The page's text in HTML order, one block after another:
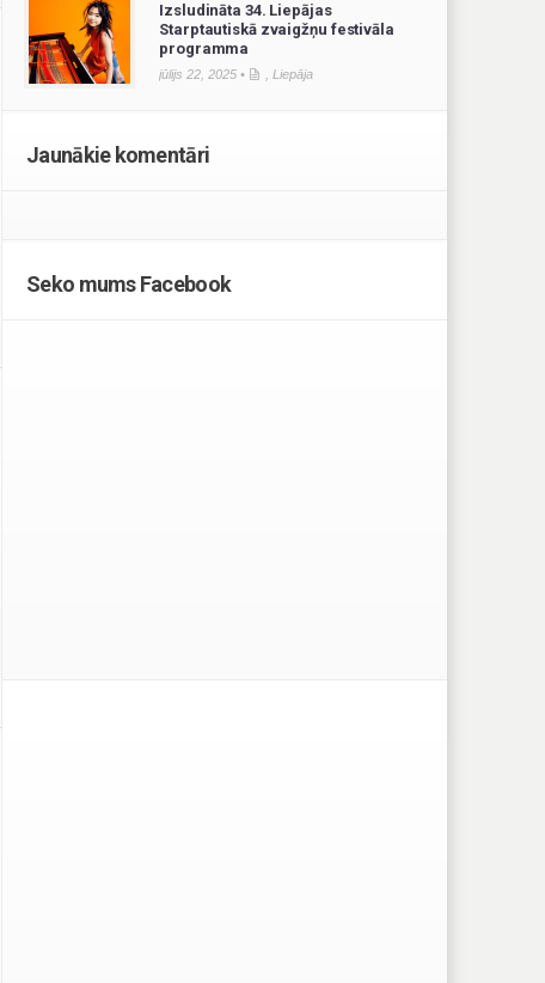
Izsludināta 34. Liepājas
Starptautiskā zvaigžņu festivāla
programma
jūlijs 22, 2025 • ,Liepāja
Jaunākie komentāri
Seko mums Facebook